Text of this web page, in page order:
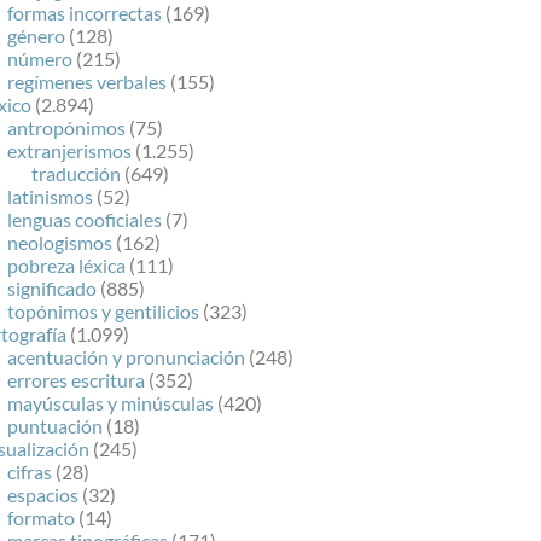
formas incorrectas (169)
género (128)
número (215)
regímenes verbales (155)
(2.894)
antropónimos (75)
extranjerismos (1.255)
traducción (649)
latinismos (52)
lenguas cooficiales (7)
neologismos (162)
pobreza léxica (111)
significado (885)
topónimos y gentilicios (323)
(1.099)
acentuación y pronunciación (248)
errores escritura (352)
mayúsculas y minúsculas (420)
puntuación (18)
(245)
cifras (28)
espacios (32)
formato (14)